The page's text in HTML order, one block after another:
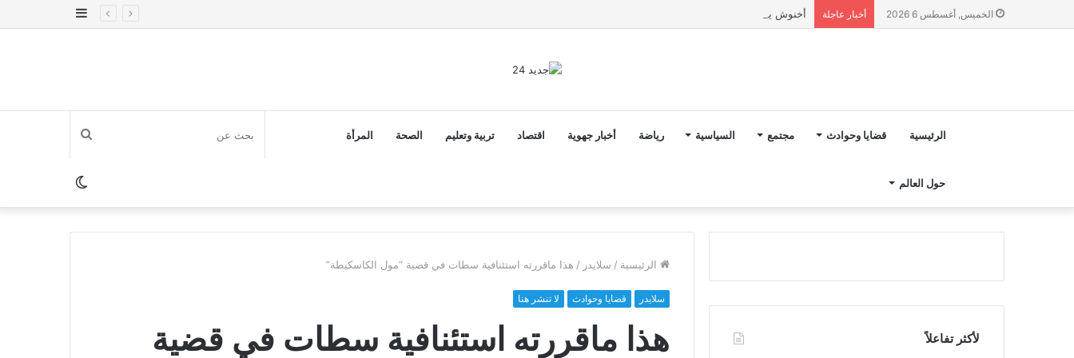
الخميس, أغسطس 6 2026 أخبار عاجلة أخنوش يؤكد في المذكرة التوجيهية حول ميزانية 2027 أن ثوابت العدالة الاجتماعية والمجالية خيار استراتيجي للبلاد
إضافة
الرئيسية قضايا وحوادث مجتمع السياسية رياضة أخبار جهوية اقتصاد تربية وتعليم الصحة المرأة
حول العالم
بحث
عنالوضع
المظلم
الرئيسية / سلايدر / هذا ماقررته استئنافية سطات في قضية “مول الكاسكيطة”
سلايدر قضايا وحوادث لا تنشر هنا
هذا ماقررته استئنافية سطات في قضية
لأكثر تفاعلاً